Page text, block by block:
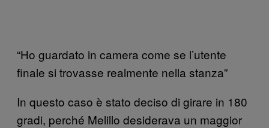
“Ho guardato in camera come se l’utente
finale si trovasse realmente nella stanza”
In questo caso è stato deciso di girare in 180
gradi, perché Melillo desiderava un maggior